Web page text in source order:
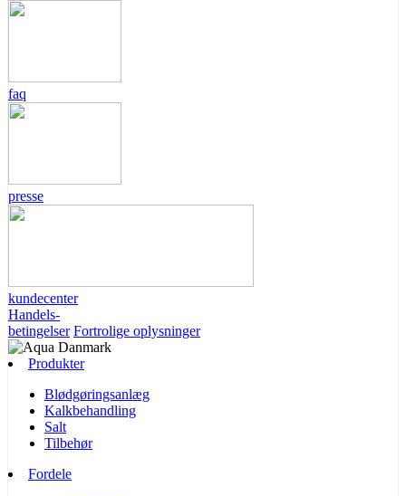
faq
presse
kundecenter
Handels-
betingelser Fortrolige oplysninger
Produkter
Blødgøringsanlæg
Kalkbehandling
Salt
Tilbehør
Fordele